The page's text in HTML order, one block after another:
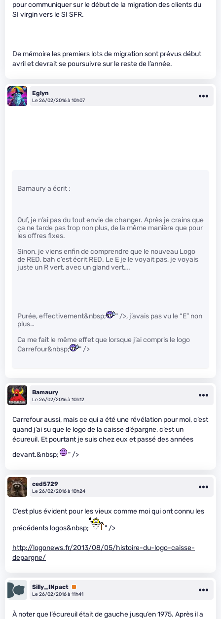
pour communiquer sur le début de la migration des clients du
SI virgin vers le SI SFR.
De mémoire les premiers lots de migration sont prévus début
avril et devrait se poursuivre sur le reste de l’année.
Eglyn
Le 26/02/2016 à 10h07
Bamaury a écrit :
Ouf, je n’ai pas du tout envie de changer. Après je crains que
ça ne tarde pas trop non plus, de la même manière que pour
les offres fixes.
Sinon, je viens enfin de comprendre que le nouveau Logo
de RED, bah c’est écrit RED. Le E je le voyait pas, je voyais
juste un R vert, avec un gland vert….
Purée, effectivement&nbsp;
" />, j’avais pas vu le “E” non
plus…
Ca me fait le même effet que lorsque j’ai compris le logo
Carrefour&nbsp;
" />
Bamaury
Le 26/02/2016 à 10h12
Carrefour aussi, mais ce qui a été une révélation pour moi, c’est
quand j’ai su que le logo de la caisse d’épargne, c’est un
écureuil. Et pourtant je suis chez eux et passé des années
devant.&nbsp;
" />
ced5729
Le 26/02/2016 à 10h24
C’est plus évident pour les vieux comme moi qui ont connu les
précédents logos&nbsp;
" />
http://logonews.fr/2013/08/05/histoire-du-logo-caisse-
depargne/
Silly_INpact Premium
Le 26/02/2016 à 11h41
À noter que l’écureuil était de gauche jusqu’en 1975. Après il a